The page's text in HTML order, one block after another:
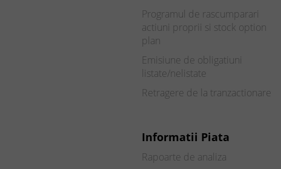
Programul de rascumparari
actiuni proprii si stock option
plan
Emisiune de obligatiuni
listate/nelistate
Retragere de la tranzactionare
Informatii Piata
Rapoarte de analiza